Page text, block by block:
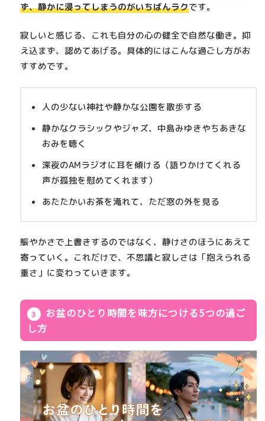
ず、静かに浸ってしまうのがいちばんラクです。
寂しいと感じる、これも自分の心の健全で自然な働き。抑
え込まず、認めてあげる。具体的にはこんな過ごし方がお
すすめです。
人の少ない神社や静かな公園を散歩する
静かなクラシックやジャズ、中島みゆきやちあきな
おみを聴く
深夜のAMラジオに耳を傾ける（語りかけてくれる
声が孤独を慰めてくれます）
あたたかいお茶を淹れて、ただ窓の外を見る
賑やかさで上書きするのではなく、静けさのほうにあえて
寄っていく。これだけで、不思議と寂しさは「抱えられる
重さ」に変わっていきます。
お盆のひとり時間を味方につける5つの過ご
し方